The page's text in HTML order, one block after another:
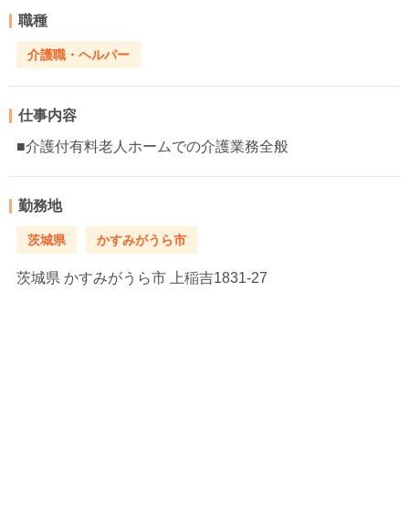
職種
介護職・ヘルパー
仕事内容
■介護付有料老人ホームでの介護業務全般
勤務地
茨城県 かすみがうら市
茨城県 かすみがうら市 上稲吉1831-27